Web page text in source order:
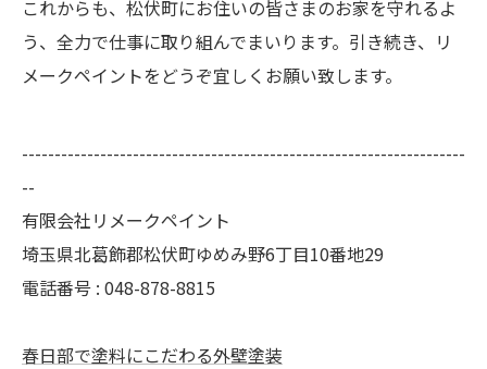
これからも、松伏町にお住いの皆さまのお家を守れるよ
う、全力で仕事に取り組んでまいります。引き続き、リ
メークペイントをどうぞ宜しくお願い致します。
--------------------------------------------------------------------
--
有限会社リメークペイント
埼玉県北葛飾郡松伏町ゆめみ野6丁目10番地29
電話番号 : 048-878-8815
春日部で塗料にこだわる外壁塗装